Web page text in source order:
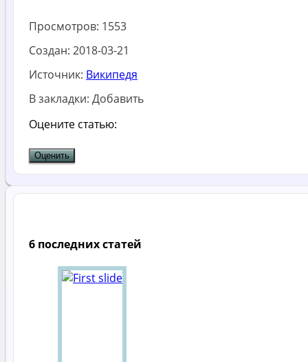
Просмотров: 1553
Создан: 2018-03-21
Источник: Википедя
В закладки: Добавить
Оцените статью:
6 последних статей